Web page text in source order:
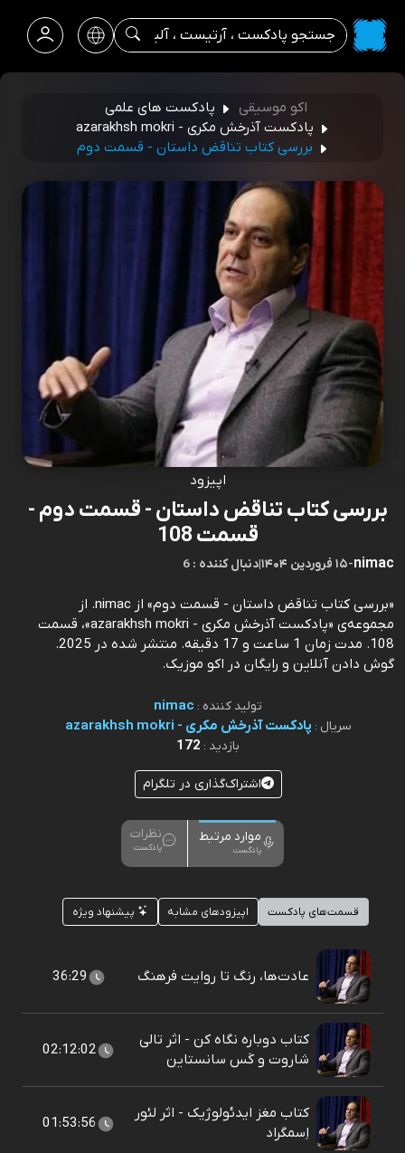
اکو موسیقی
پادکست های علمی
پادکست آذرخش مکری - azarakhsh mokri
بررسی کتاب تناقض داستان - قسمت دوم
اپیزود
بررسی کتاب تناقض داستان - قسمت دوم -
قسمت 108
nimac
-۱۵ فروردین ۱۴۰۴ |6 : دنبال کننده
«بررسی کتاب تناقض داستان - قسمت دوم» از nimac. از
مجموعه‌ی «پادکست آذرخش مکری - azarakhsh mokri»، قسمت
108. مدت زمان 1 ساعت و 17 دقیقه. منتشر شده در 2025.
گوش دادن آنلاین و رایگان در اکو موزیک.
تولید کننده : nimac
سریال : پادکست آذرخش مکری - azarakhsh mokri
بازدید : 172
اشتراک‌گذاری در تلگرام
موارد مرتبط
پادکست
نظرات
پادکست
قسمت‌های پادکست اپیزودهای مشابه پیشنهاد ویژه
عادت‌ها، رنگ تا روایت فرهنگ 36:29
کتاب دوباره نگاه کن - اثر تالی
شاروت و کَس سانستاین
02:12:02
کتاب مغز ایدئولوژیک - اثر لئور
اِسمگراد
01:53:56